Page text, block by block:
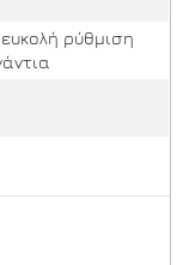
ρύθμιση